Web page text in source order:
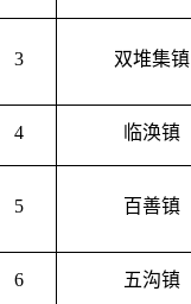
3 双堆集镇
4 临涣镇
5 百善镇
6 五沟镇